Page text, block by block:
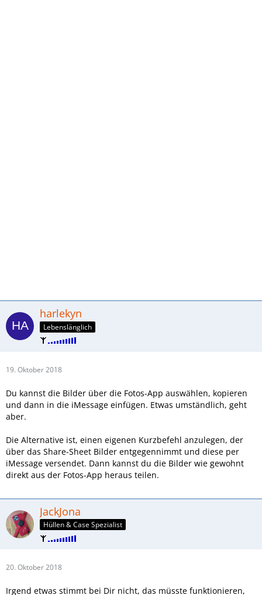
harlekyn
Lebenslänglich
19. Oktober 2018
Du kannst die Bilder über die Fotos-App auswählen, kopieren
und dann in die iMessage einfügen. Etwas umständlich, geht
aber.
Die Alternative ist, einen eigenen Kurzbefehl anzulegen, der
über das Share-Sheet Bilder entgegennimmt und diese per
iMessage versendet. Dann kannst du die Bilder wie gewohnt
direkt aus der Fotos-App heraus teilen.
JackJona
Hüllen & Case Spezialist
20. Oktober 2018
Irgend etwas stimmt bei Dir nicht, das müsste funktionieren,